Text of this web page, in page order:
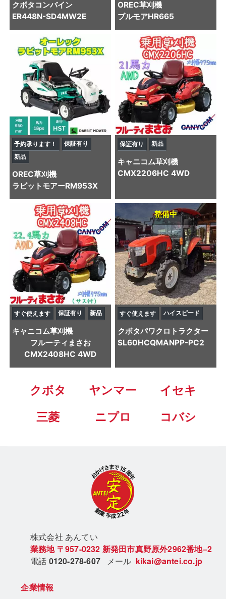
クボタ コンバイン
ER448N-SD4MW2E
OREC草刈機
ブルモアHR665
予約承ります！
保証有り
新品
OREC草刈機
ラビットモアーRM953X
保証有り 新品
キャニコム草刈機
CMX2206HC 4WD
すぐ使えます 保証有り 新品
キャニコム草刈機
フルーティまさお
CMX2408HC 4WD
整備中
すぐ使えます ハイスピード
クボタパワクロトラクター
SL60HCQMANPP-PC2
クボタ ヤンマー
イセキ
三菱
ニプロ コバシ
株式会社 あんてい
業務地 〒957-0232 新発田市真野原外2962番地−2
電話 0120-278-607 メール kikai@antei.co.jp
企業情報